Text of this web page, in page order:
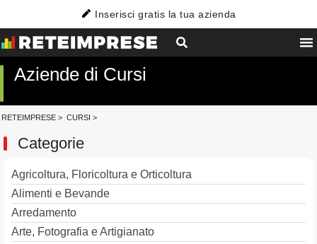
Inserisci gratis la tua azienda
Aziende di Cursi
RETEIMPRESE > CURSI >
Categorie
Agricoltura, Floricoltura e Orticoltura
Alimenti e Bevande
Arredamento
Arte, Fotografia e Artigianato